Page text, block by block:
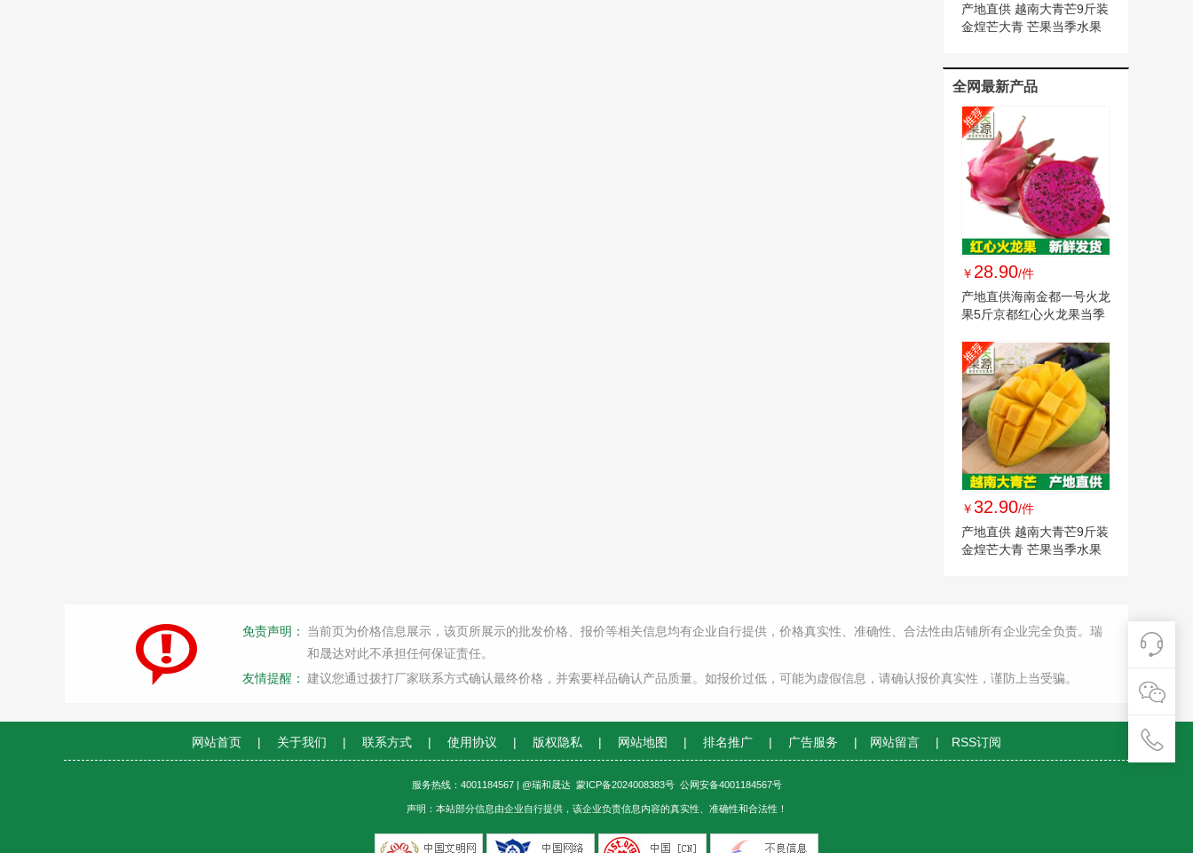
产地直供 越南大青芒9斤装
金煌芒大青 芒果当季水果
全网最新产品
￥ 28.90/件
产地直供海南金都一号火龙
果5斤京都红心火龙果当季
￥32.90/件
产地直供 越南大青芒9斤装
金煌芒大青 芒果当季水果
免责声明：
当前页为价格信息展示，该页所展示的批发价格、报价等相关信息均有企业自行提供，价格真实性、准确性、合法性由店铺所有企业完全负责。瑞
和晟达对此不承担任何保证责任。
友情提醒： 建议您通过拨打厂家联系方式确认最终价格，并索要样品确认产品质量。如报价过低，可能为虚假信息，请确认报价真实性，谨防上当受骗。
网站首页 | 关于我们 | 联系方式 | 使用协议 | 版权隐私 | 网站地图 | 排名推广 | 广告服务 | 网站留言 | RSS订阅
服务热线：4001184567 | @瑞和晟达 蒙ICP备2024008383号 公网安备4001184567号
声明：本站部分信息由企业自行提供，该企业负责信息内容的真实性、准确性和合法性！